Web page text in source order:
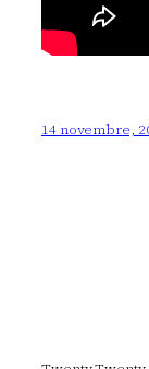
14 novembre,